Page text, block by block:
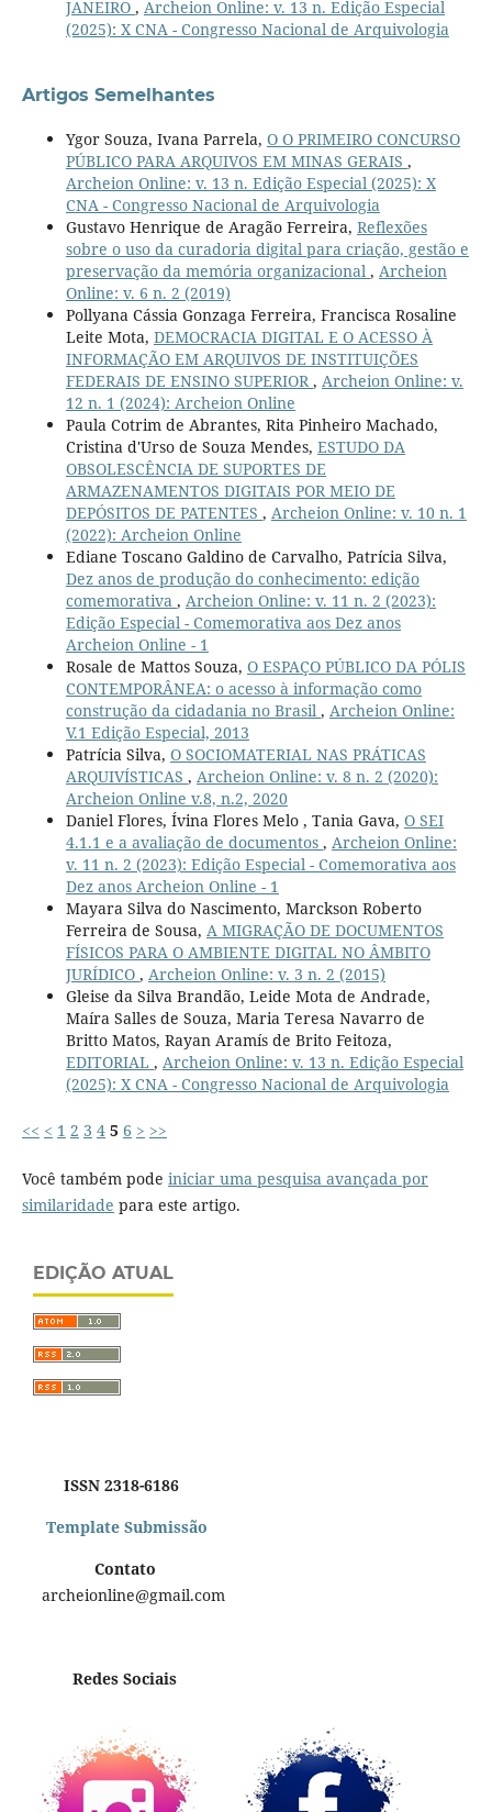
JANEIRO , Archeion Online: v. 13 n. Edição Especial
(2025): X CNA - Congresso Nacional de Arquivologia
Artigos Semelhantes
Ygor Souza, Ivana Parrela, O O PRIMEIRO CONCURSO
PÚBLICO PARA ARQUIVOS EM MINAS GERAIS ,
Archeion Online: v. 13 n. Edição Especial (2025): X
CNA - Congresso Nacional de Arquivologia
Gustavo Henrique de Aragão Ferreira, Reflexões
sobre o uso da curadoria digital para criação, gestão e
preservação da memória organizacional , Archeion
Online: v. 6 n. 2 (2019)
Pollyana Cássia Gonzaga Ferreira, Francisca Rosaline
Leite Mota, DEMOCRACIA DIGITAL E O ACESSO À
INFORMAÇÃO EM ARQUIVOS DE INSTITUIÇÕES
FEDERAIS DE ENSINO SUPERIOR, Archeion Online: v.
12 n. 1 (2024): Archeion Online
Paula Cotrim de Abrantes, Rita Pinheiro Machado,
Cristina d'Urso de Souza Mendes, ESTUDO DA
OBSOLESCÊNCIA DE SUPORTES DE
ARMAZENAMENTOS DIGITAIS POR MEIO DE
DEPÓSITOS DE PATENTES , Archeion Online: v. 10 n. 1
(2022): Archeion Online
Ediane Toscano Galdino de Carvalho, Patrícia Silva,
Dez anos de produção do conhecimento: edição
comemorativa , Archeion Online: v. 11 n. 2 (2023):
Edição Especial - Comemorativa aos Dez anos
Archeion Online - 1
Rosale de Mattos Souza, O ESPAÇO PÚBLICO DA PÓLIS
CONTEMPORÂNEA: o acesso à informação como
construção da cidadania no Brasil , Archeion Online:
V.1 Edição Especial, 2013
Patrícia Silva, O SOCIOMATERIAL NAS PRÁTICAS
ARQUIVÍSTICAS , Archeion Online: v. 8 n. 2 (2020):
Archeion Online v.8, n.2, 2020
Daniel Flores, Ívina Flores Melo , Tania Gava, O SEI
4.1.1 e a avaliação de documentos , Archeion Online:
v. 11 n. 2 (2023): Edição Especial - Comemorativa aos
Dez anos Archeion Online - 1
Mayara Silva do Nascimento, Marckson Roberto
Ferreira de Sousa, A MIGRAÇÃO DE DOCUMENTOS
FÍSICOS PARA O AMBIENTE DIGITAL NO ÂMBITO
JURÍDICO , Archeion Online: v. 3 n. 2 (2015)
Gleise da Silva Brandão, Leide Mota de Andrade,
Maíra Salles de Souza, Maria Teresa Navarro de
Britto Matos, Rayan Aramís de Brito Feitoza,
EDITORIAL , Archeion Online: v. 13 n. Edição Especial
(2025): X CNA - Congresso Nacional de Arquivologia
<< < 1 2 3 4 5 6 > >>
Você também pode iniciar uma pesquisa avançada por
similaridade para este artigo.
EDIÇÃO ATUAL
ISSN 2318-6186
Template Submissão
Contato
archeionline@gmail.com
Redes Sociais